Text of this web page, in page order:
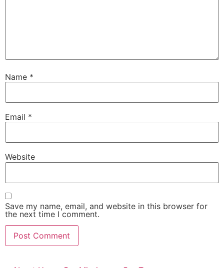
Name *
Email *
Website
Save my name, email, and website in this browser for
the next time I comment.